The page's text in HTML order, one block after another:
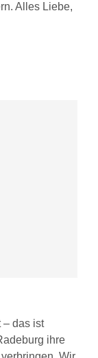
Alles Liebe,
– das ist
ihre